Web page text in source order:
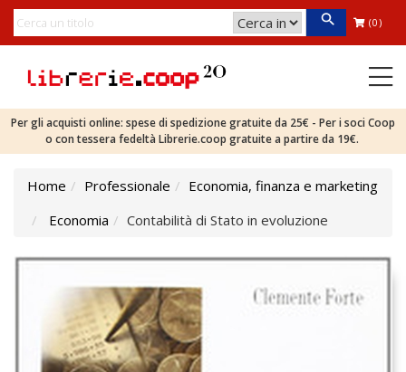
(0)
Per gli acquisti online: spese di spedizione gratuite da 25€ - Per i soci Coop
o con tessera fedeltà Librerie.coop gratuite a partire da 19€.
Home Professionale
Economia, finanza e marketing
Economia
Contabilità di Stato in evoluzione